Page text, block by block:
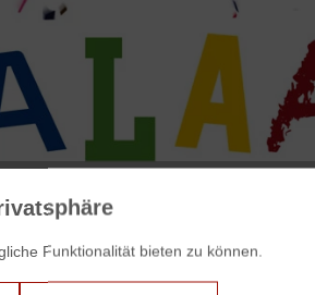
Funktionalität bieten zu können.